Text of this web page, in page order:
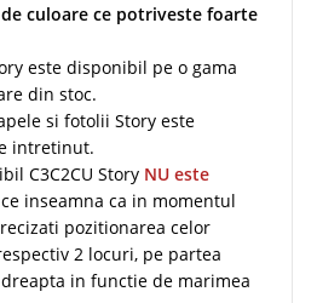
culoare ce potriveste foarte
este disponibil pe o gama
din stoc.
si fotolii Story este
intretinut.
C3C2CU Story NU este
inseamna ca in momentul
pozitionarea celor
2 locuri, pe partea
in functie de marimea